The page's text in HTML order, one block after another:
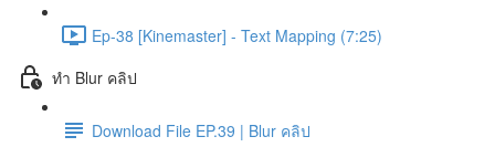
Ep-38 [Kinemaster] - Text Mapping (7:25)
ทำ Blur คลิป
Download File EP.39 | Blur คลิป